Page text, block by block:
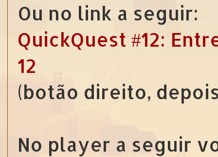
Ou no link a seguir:
QuickQuest #12:
12
(botão direito,
No player a seguir